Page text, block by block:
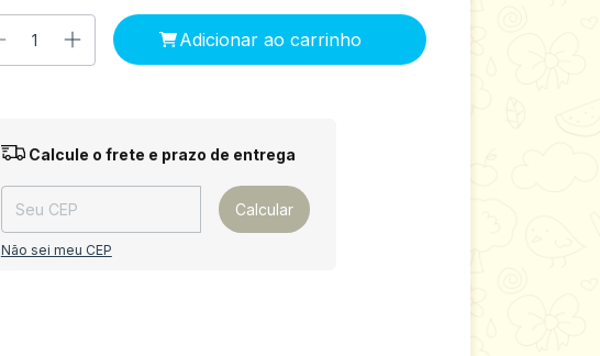
Entregas para o CEP: Alterar CEP
Calcule o frete e prazo de entrega
Calcular
Não sei meu CEP